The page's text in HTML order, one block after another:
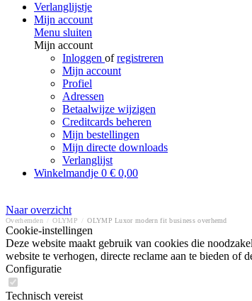
Verlanglijstje
Mijn account
Menu sluiten
Mijn account
Inloggen ofregistreren
Mijn account
Profiel
Adressen
Betaalwijze wijzigen
Creditcards beheren
Mijn bestellingen
Mijn directe downloads
Verlanglijst
Winkelmandje 0 € 0,00
Naar overzicht
Overhemden OLYMP OLYMP Luxor modern fit business overhemd
Cookie-instellingen
Deze website maakt gebruik van cookies die
website te verhogen, directe reclame aan te bieden of
Configuratie
Technisch vereist